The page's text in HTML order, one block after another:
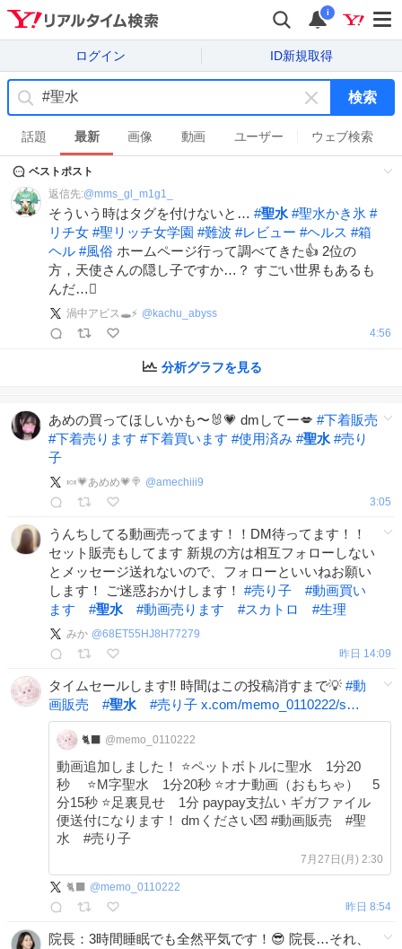
i
ログイン ID新規取得
キ
ー
ワ
を
消
す
検索
話題 最新 画像 動画 ユーザー ウェブ検索
ベストポスト
返信先:@mms_gl_m1g1_
そういう時はタグを付けないと… #聖水 #聖水かき氷 #
リチ女 #聖リッチ女学園 #難波 #レビュー #ヘルス #箱
ヘル #風俗 ホームページ行って調べてきた👍 2位の
方，天使さんの隠し子ですか…？ すごい世界もあるも
んだ…🫪
渦中アビス🕳⚡️ @ kachu_abyss
4:56
分析グラフを見る
あめの買ってほしいかも〜🐰💗 dmしてー💋 #下着販売
#下着売ります #下着買います #使用済み #聖水 #売り
子
🍬💗あめめ💗🍭 @amechiii9
3:05
うんちしてる動画売ってます！！DM待ってます！！
セット販売もしてます 新規の方は相互フォローしない
とメッセージ送れないので、フォローといいねお願い
します！ ご迷惑おかけします！ #売り子 #動画買い
ます
#聖水 #動画売ります #スカトロ #生理
みか @68ET55HJ8H77279
昨日 14:09
タイムセールします‼️ 時間はこの投稿消すまで💡 #動
画販売
#聖水 #売り子 x.com/memo_0110222/s…
🐈‍⬛ @memo_0110222
動画追加しました！ ⭐️ペットボトルに聖水 1分20
秒 ⭐️M字聖水 1分20秒 ⭐️オナ動画（おもちゃ） 5
分15秒 ⭐️足裏見せ 1分 paypay支払い ギガファイル
便送付になります！ dmください💌 #動画販売 #聖
水 #売り子
7月27日(月) 2:30
🐈‍⬛ @memo_0110222
昨日 8:54
院長：3時間睡眠でも全然平気です！😎 院長…それ、